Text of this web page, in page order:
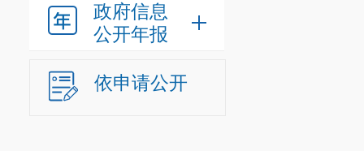
政府信息
公开年报
依申请公开